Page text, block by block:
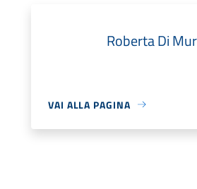
Roberta Di
VAI ALLA PAGINA